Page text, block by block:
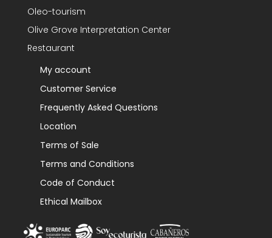
Oleo-tourism
Olive Grove Interpretation Center
Restaurant
My account
Customer Service
Frequently Asked Questions
Location
Terms of Sale
Terms and Conditions
Code of Conduct
Ethical Mailbox